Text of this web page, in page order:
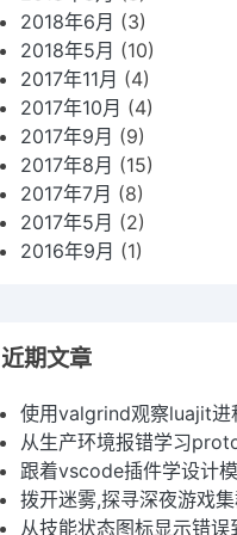
2018年6月 (3)
2018年5月 (10)
2017年11月 (4)
2017年10月 (4)
2017年9月 (9)
2017年8月 (15)
2017年7月 (8)
2017年5月 (2)
2016年9月 (1)
近期文章
使用valgrind观察luajit进
从生产环境报错学习
跟着vscode插件学设计
拨开迷雾,探寻深夜游戏
从技能状态图标显示错